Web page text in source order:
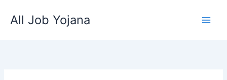
All Job Yojana